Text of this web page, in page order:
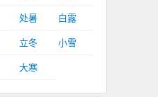
处暑
白露
立冬
小雪
大寒